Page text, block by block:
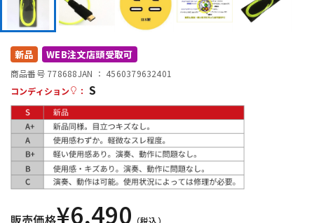
DTM オンライン納品 レコーディング機器
配信/ライブ機器
中古 ヴィンテージ
新品 WEB注文店頭受取可
商品番号 778688JAN ： 4560379632401
コンディション
： S
販売価格¥6,490 （税込）